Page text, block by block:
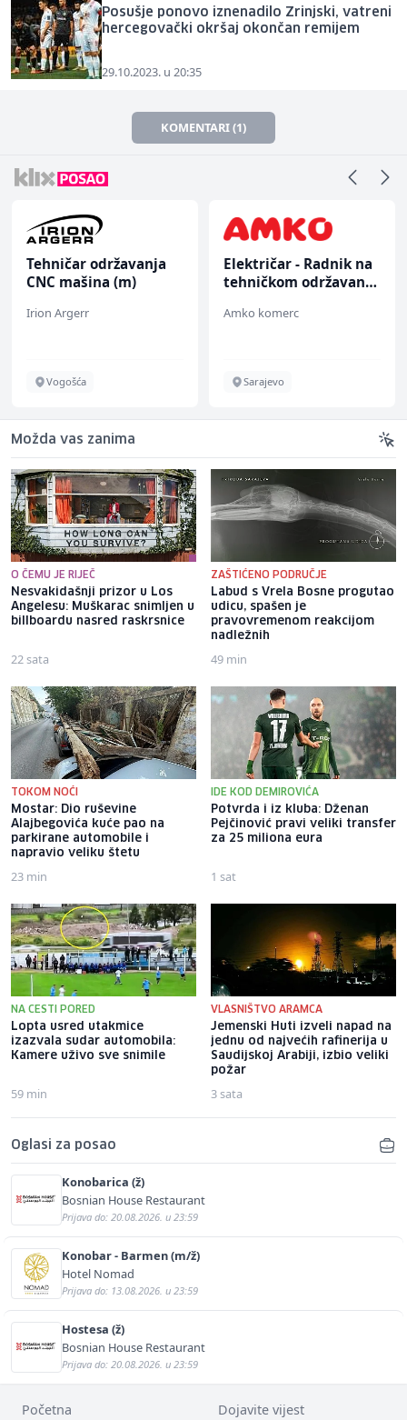
Posušje ponovo iznenadilo Zrinjski, vatreni
hercegovački okršaj okončan remijem
29.10.2023. u 20:35
KOMENTARI (1)
Tehničar održavanja
CNC mašina (m)
Irion Argerr
Vogošća
Električar - Radnik na
tehničkom održavanju
Amko komerc
Sarajevo
Možda vas zanima
O ČEMU JE RIJEČ
Nesvakidašnji prizor u Los
Angelesu: Muškarac snimljen u
billboardu nasred raskrsnice
22 sata
ZAŠTIĆENO PODRUČJE
Labud s Vrela Bosne progutao
udicu, spašen je
pravovremenom reakcijom
nadležnih
49 min
TOKOM NOĆI
Mostar: Dio ruševine
Alajbegovića kuće pao na
parkirane automobile i
napravio veliku štetu
23 min
IDE KOD DEMIROVIĆA
Potvrda i iz kluba: Dženan
Pejčinović pravi veliki transfer
za 25 miliona eura
1 sat
NA CESTI PORED
Lopta usred utakmice
izazvala sudar automobila:
Kamere uživo sve snimile
59 min
VLASNIŠTVO ARAMCA
Jemenski Huti izveli napad na
jednu od najvećih rafinerija u
Saudijskoj Arabiji, izbio veliki
požar
3 sata
Oglasi za posao
Konobarica (ž)
Bosnian House Restaurant
Prijava do: 20.08.2026. u 23:59
Konobar - Barmen (m/ž)
Hotel Nomad
Prijava do: 13.08.2026. u 23:59
Hostesa (ž)
Bosnian House Restaurant
Prijava do: 20.08.2026. u 23:59
Početna Dojavite vijest